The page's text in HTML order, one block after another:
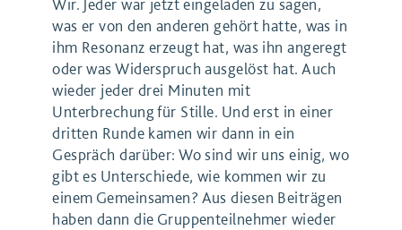
Wir. Jeder war jetzt eingeladen zu sagen,
was er von den anderen gehört hatte, was in
ihm Resonanz erzeugt hat, was ihn angeregt
oder was Widerspruch ausgelöst hat. Auch
wieder jeder drei Minuten mit
Unterbrechung für Stille. Und erst in einer
dritten Runde kamen wir dann in ein
Gespräch darüber: Wo sind wir uns einig, wo
gibt es Unterschiede, wie kommen wir zu
einem Gemeinsamen? Aus diesen Beiträgen
haben dann die Gruppenteilnehmer wieder